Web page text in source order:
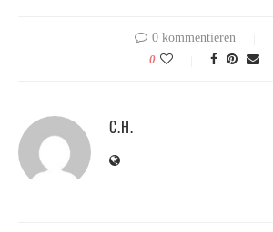
0 kommentieren
0
C.H.